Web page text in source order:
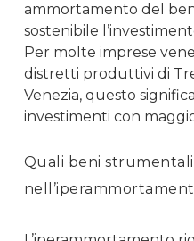
ammortamento del
sostenibile
Per molte imprese
distretti produttivi di
Venezia, questo
investimenti con
Quali beni